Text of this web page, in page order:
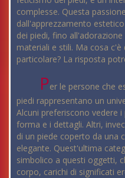
complesse. Questa
dall'apprezzamento
dei piedi, fino
materiali e stili. Ma cosa
particolare? La risposta
Per le persone che
piedi rappresentano un
Alcuni preferiscono vedere
forma e i dettagli. Altri,
di un piede coperto da una
elegante. Quest'ultima
simbolico a questi oggetti,
corpo, carichi di significati